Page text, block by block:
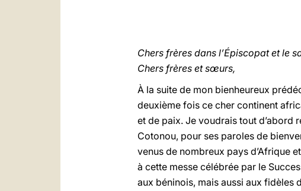
Chers frères dans l’Épiscopat et le
Chers frères et sœurs,
À la suite de mon bienheureux
deuxième fois ce cher continent
et de paix. Je voudrais tout d’abord
Cotonou, pour ses paroles de
venus de nombreux pays d’Afrique
à cette messe célébrée par le
aux béninois, mais aussi aux fidèles